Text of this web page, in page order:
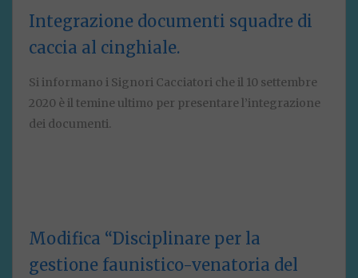
Integrazione documenti squadre di
caccia al cinghiale.
Si informano i Signori Cacciatori che il 10 settembre
2020 è il temine ultimo per presentare l’integrazione
dei documenti.
Modifica “Disciplinare per la
gestione faunistico-venatoria del